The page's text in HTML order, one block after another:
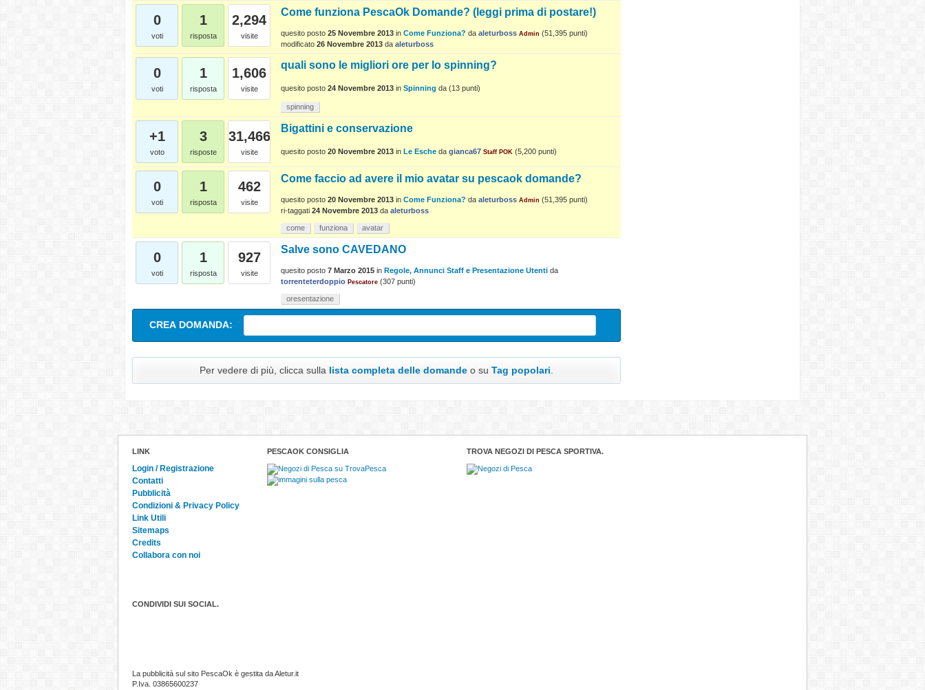
0
voti
1
risposta
2,294
visite
Come funziona PescaOk Domande? (leggi prima di postare!)
quesito posto 25 Novembre 2013 in Come Funziona? da aleturboss Admin (51,395 punti)
modificato 26 Novembre 2013 da aleturboss
0
voti
1
risposta
1,606
visite
quali sono le migliori ore per lo spinning?
quesito posto 24 Novembre 2013 in Spinning da (13 punti)
spinning
+1
voto
3
risposte
31,466
visite
Bigattini e conservazione
quesito posto 20 Novembre 2013 in Le Esche da gianca67 Staff POK (5,200 punti)
0
voti
1
risposta
462
visite
Come faccio ad avere il mio avatar su pescaok domande?
quesito posto 20 Novembre 2013 in Come Funziona? da aleturboss Admin (51,395 punti)
ri-taggati 24 Novembre 2013 da aleturboss
come funziona avatar
0
voti
1
risposta
927
visite
Salve sono CAVEDANO
quesito posto 7 Marzo 2015 in Regole, Annunci Staff e Presentazione Utenti da
torrenteterdoppio Pescatore (307 punti)
oresentazione
CREA DOMANDA:
Per vedere di più, clicca sulla lista completa delle domande o su Tag popolari
LINK
Login / Registrazione
Contatti
Pubblicità
Condizioni & Privacy Policy
Link Utili
Sitemaps
Credits
Collabora con noi
PESCAOK CONSIGLIA TROVA NEGOZI DI PESCA SPORTIVA.
CONDIVIDI SUI SOCIAL.
La pubblicità sul sito PescaOk è gestita da Aletur.it
P.Iva. 03865600237